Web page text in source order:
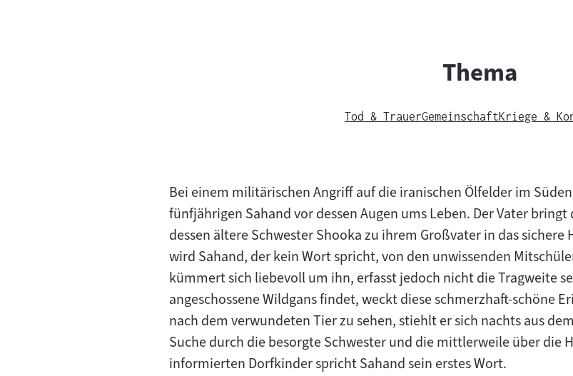
Thema
Tod & TrauerGemeinschaftKriege &
Bei einem militärischen Angriff auf die iranischen Ölfelder im
fünfjährigen Sahand vor dessen Augen ums Leben. Der Vater
dessen ältere Schwester Shooka zu ihrem Großvater in das
wird Sahand, der kein Wort spricht, von den unwissenden
kümmert sich liebevoll um ihn, erfasst jedoch nicht die Tragweite
angeschossene Wildgans findet, weckt diese schmerzhaft-schöne
nach dem verwundeten Tier zu sehen, stiehlt er sich nachts aus
Suche durch die besorgte Schwester und die mittlerweile über die
informierten Dorfkinder spricht Sahand sein erstes Wort.